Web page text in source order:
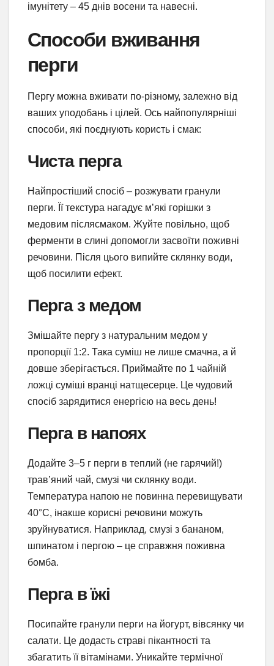
імунітету – 45 днів восени та навесні.
Способи вживання
перги
Пергу можна вживати по-різному, залежно від
ваших уподобань і цілей. Ось найпопулярніші
способи, які поєднують користь і смак:
Чиста перга
Найпростіший спосіб – розжувати гранули
перги. Її текстура нагадує м’які горішки з
медовим післясмаком. Жуйте повільно, щоб
ферменти в слині допомогли засвоїти поживні
речовини. Після цього випийте склянку води,
щоб посилити ефект.
Перга з медом
Змішайте пергу з натуральним медом у
пропорції 1:2. Така суміш не лише смачна, а й
довше зберігається. Приймайте по 1 чайній
ложці суміші вранці натщесерце. Це чудовий
спосіб зарядитися енергією на весь день!
Перга в напоях
Додайте 3–5 г перги в теплий (не гарячий!)
трав’яний чай, смузі чи склянку води.
Температура напою не повинна перевищувати
40°C, інакше корисні речовини можуть
зруйнуватися. Наприклад, смузі з бананом,
шпинатом і пергою – це справжня поживна
бомба.
Перга в їжі
Посипайте гранули перги на йогурт, вівсянку чи
салати. Це додасть страві пікантності та
збагатить її вітамінами. Уникайте термічної